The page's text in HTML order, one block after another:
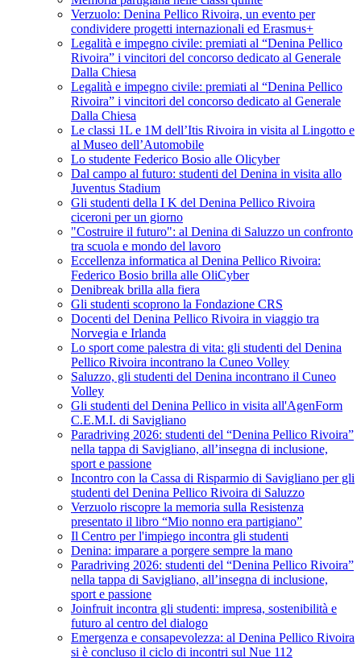
Verzuolo: Denina Pellico Rivoira, un evento per
condividere progetti internazionali ed Erasmus+
Legalità e impegno civile: premiati al “Denina Pellico
Rivoira” i vincitori del concorso dedicato al Generale
Dalla Chiesa
Legalità e impegno civile: premiati al “Denina Pellico
Rivoira” i vincitori del concorso dedicato al Generale
Dalla Chiesa
Le classi 1L e 1M dell’Itis Rivoira in visita al Lingotto e
al Museo dell’Automobile
Lo studente Federico Bosio alle Olicyber
Dal campo al futuro: studenti del Denina in visita allo
Juventus Stadium
Gli studenti della I K del Denina Pellico Rivoira
ciceroni per un giorno
"Costruire il futuro": al Denina di Saluzzo un confronto
tra scuola e mondo del lavoro
Eccellenza informatica al Denina Pellico Rivoira:
Federico Bosio brilla alle OliCyber
Denibreak brilla alla fiera
Gli studenti scoprono la Fondazione CRS
Docenti del Denina Pellico Rivoira in viaggio tra
Norvegia e Irlanda
Lo sport come palestra di vita: gli studenti del Denina
Pellico Rivoira incontrano la Cuneo Volley
Saluzzo, gli studenti del Denina incontrano il Cuneo
Volley
Gli studenti del Denina Pellico in visita all'AgenForm
C.E.M.I. di Savigliano
Paradriving 2026: studenti del “Denina Pellico Rivoira”
nella tappa di Savigliano, all’insegna di inclusione,
sport e passione
Incontro con la Cassa di Risparmio di Savigliano per gli
studenti del Denina Pellico Rivoira di Saluzzo
Verzuolo riscopre la memoria sulla Resistenza
presentato il libro “Mio nonno era partigiano”
Il Centro per l'impiego incontra gli studenti
Denina: imparare a porgere sempre la mano
Paradriving 2026: studenti del “Denina Pellico Rivoira”
nella tappa di Savigliano, all’insegna di inclusione,
sport e passione
Joinfruit incontra gli studenti: impresa, sostenibilità e
futuro al centro del dialogo
Emergenza e consapevolezza: al Denina Pellico Rivoira
si è concluso il ciclo di incontri sul Nue 112